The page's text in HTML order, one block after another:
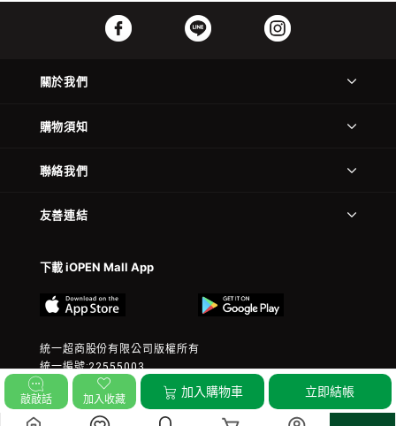
敲敲話 加入收藏
加入購物車 立即結帳
關於我們
購物須知
聯絡我們
友善連結
下載 iOPEN Mall App
統一超商股份有限公司版權所有
統一編號:22555003
© 2023 President Chain Store Corp. All rights reserved.